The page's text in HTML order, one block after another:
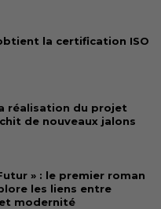
obtient la certification ISO
réalisation du projet
de nouveaux jalons
» : le premier roman
les liens entre
modernité